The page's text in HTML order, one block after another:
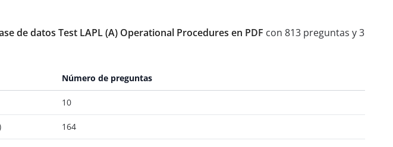
de datos Test LAPL (A) Operational Procedures en PDF con 813 preguntas y 3
Número de preguntas
10
164